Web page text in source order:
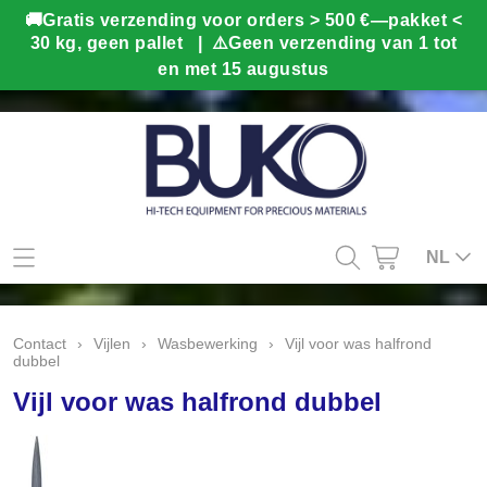
Mijn account
Contact
Info
Webshop
Kado tips
Home
NL
Contact › Vijlen › Wasbewerking ›
Vijl voor was halfrond
dubbel
Vijl voor was halfrond dubbel